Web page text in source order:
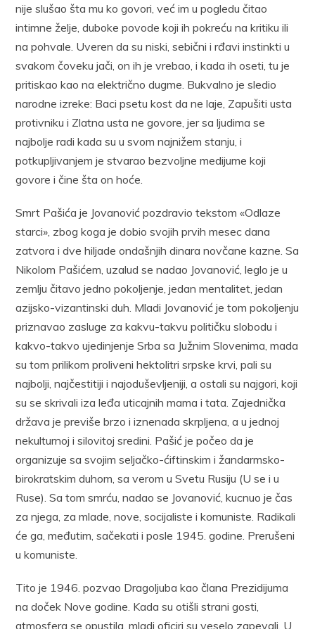
nije slušao šta mu ko govori, već im u pogledu čitao
intimne želje, duboke povode koji ih pokreću na kritiku ili
na pohvale. Uveren da su niski, sebični i rđavi instinkti u
svakom čoveku jači, on ih je vrebao, i kada ih oseti, tu je
pritiskao kao na električno dugme. Bukvalno je sledio
narodne izreke: Baci psetu kost da ne laje, Zapušiti usta
protivniku i Zlatna usta ne govore, jer sa ljudima se
najbolje radi kada su u svom najnižem stanju, i
potkupljivanjem je stvarao bezvoljne medijume koji
govore i čine šta on hoće.
Smrt Pašića je Jovanović pozdravio tekstom «Odlaze
starci», zbog koga je dobio svojih prvih mesec dana
zatvora i dve hiljade ondašnjih dinara novčane kazne. Sa
Nikolom Pašićem, uzalud se nadao Jovanović, leglo je u
zemlju čitavo jedno pokoljenje, jedan mentalitet, jedan
azijsko-vizantinski duh. Mladi Jovanović je tom pokoljenju
priznavao zasluge za kakvu-takvu političku slobodu i
kakvo-takvo ujedinjenje Srba sa Južnim Slovenima, mada
su tom prilikom proliveni hektolitri srpske krvi, pali su
najbolji, najčestitiji i najoduševljeniji, a ostali su najgori, koji
su se skrivali iza leđa uticajnih mama i tata. Zajednička
država je previše brzo i iznenada skrpljena, a u jednoj
nekulturnoj i silovitoj sredini. Pašić je počeo da je
organizuje sa svojim seljačko-ćiftinskim i žandarmsko-
birokratskim duhom, sa verom u Svetu Rusiju (U se i u
Ruse). Sa tom smrću, nadao se Jovanović, kucnuo je čas
za njega, za mlade, nove, socijaliste i komuniste. Radikali
će ga, međutim, sačekati i posle 1945. godine. Prerušeni
u komuniste.
Tito je 1946. pozvao Dragoljuba kao člana Prezidijuma
na doček Nove godine. Kada su otišli strani gosti,
atmosfera se opustila, mladi oficiri su veselo zapevali. U